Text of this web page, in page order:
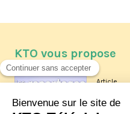
KTO vous propose
Article
Les